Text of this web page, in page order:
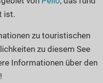
ist.
zu touristischen
zu diesem See
Informationen über den